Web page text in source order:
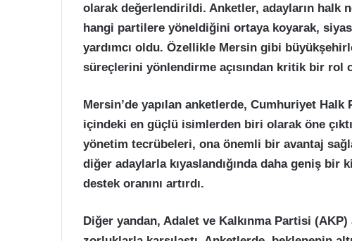
olarak değerlendirildi. Anketler, adayların halk
hangi partilere yöneldiğini ortaya koyarak,
yardımcı oldu. Özellikle Mersin gibi
süreçlerini yönlendirme açısından kritik bir rol
Mersin’de yapılan anketlerde, Cumhuriyet Halk
içindeki en güçlü isimlerden biri olarak öne
yönetim tecrübeleri, ona önemli bir avantaj
diğer adaylarla kıyaslandığında daha geniş
destek oranını artırdı.
Diğer yandan, Adalet ve Kalkınma Partisi